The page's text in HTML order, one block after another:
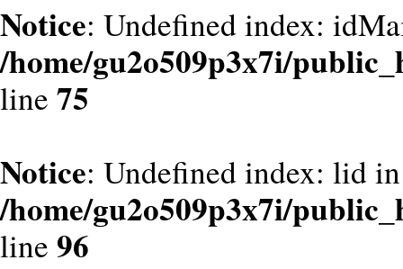
Notice: Undefined index:
/home/gu2o509p3x7i/
line 75
Notice: Undefined index: lid in
/home/gu2o509p3x7i/
line 96